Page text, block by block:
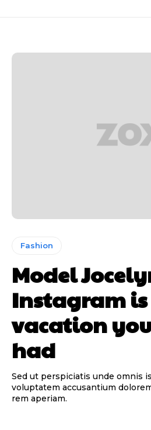
Fashion
Model
Instagram
vacation
had
Sed ut perspiciatis unde omnis
voluptatem accusantium
rem aperiam.